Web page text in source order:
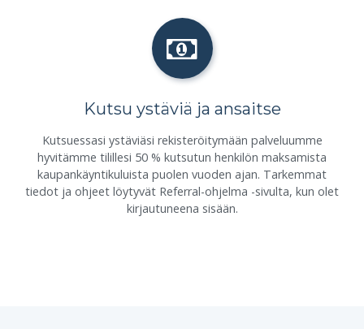
Kutsu ystäviä ja ansaitse
Kutsuessasi ystäviäsi rekisteröitymään palveluumme
hyvitämme tilillesi 50 % kutsutun henkilön maksamista
kaupankäyntikuluista puolen vuoden ajan. Tarkemmat
tiedot ja ohjeet löytyvät Referral-ohjelma -sivulta, kun olet
kirjautuneena sisään.